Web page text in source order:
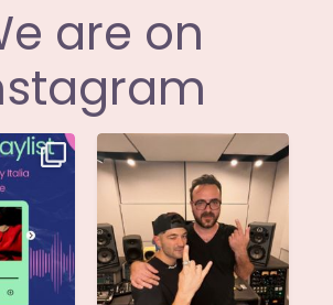
are on
è
Siamo entusiasti di
annunciare che
@moseofficial